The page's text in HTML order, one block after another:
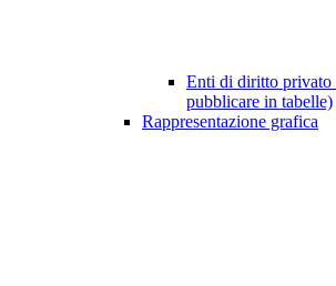
Enti di diritto privato
pubblicare in tabelle)
Rappresentazione grafica